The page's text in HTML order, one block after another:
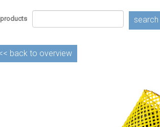
search
back to overview